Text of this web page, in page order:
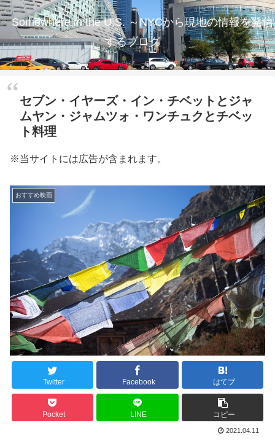
Somewhere in the U.S. ～NYCから現地の情報を発信
するブログ
セブン・イヤーズ・イン・チベットとジャ
ムヤン・ジャムツォ・ワンチュクとチベッ
ト料理
※当サイトには広告が含まれます。
おすすめ映画
Twitter Facebook はてブ
Pocket LINE コピー
2021.04.11